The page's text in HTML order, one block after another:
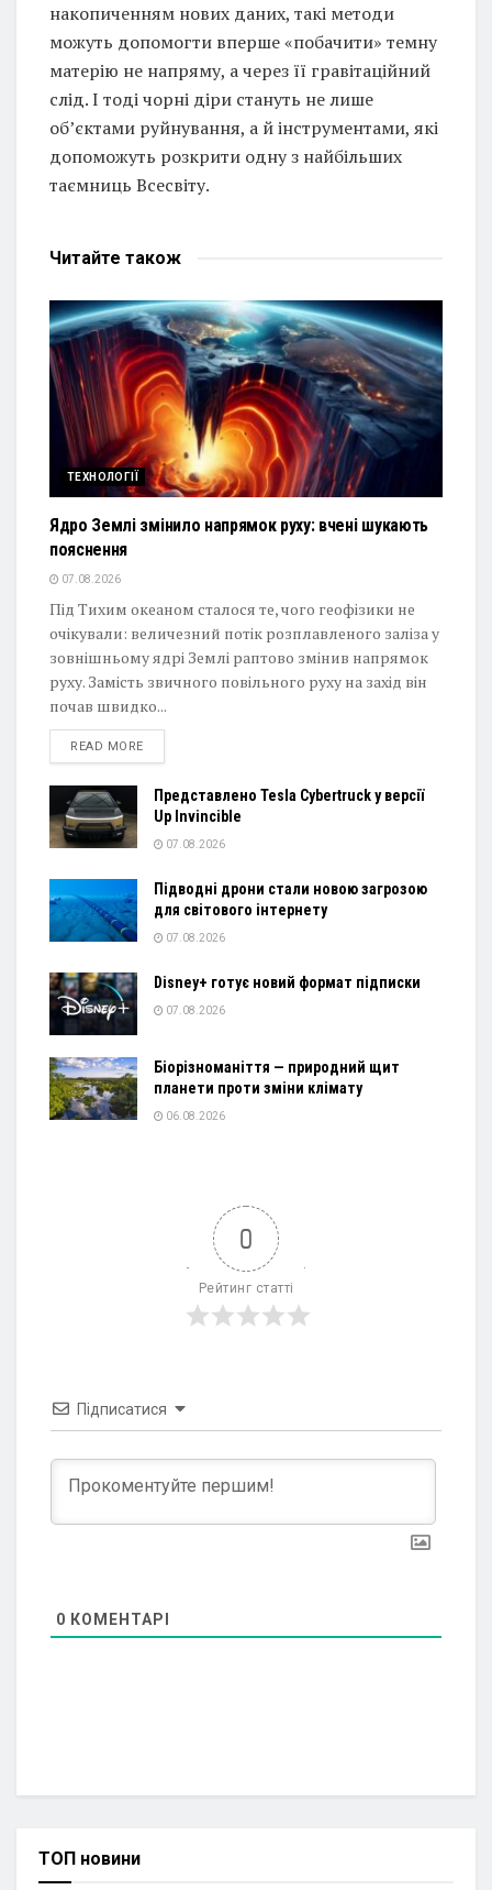
накопиченням нових даних, такі методи
можуть допомогти вперше «побачити» темну
матерію не напряму, а через її гравітаційний
слід. І тоді чорні діри стануть не лише
об’єктами руйнування, а й інструментами, які
допоможуть розкрити одну з найбільших
таємниць Всесвіту.
Читайте також
ТЕХНОЛОГІЇ
Ядро Землі змінило напрямок руху: вчені шукають
пояснення
07.08.2026
Під Тихим океаном сталося те, чого геофізики не
очікували: величезний потік розплавленого заліза у
зовнішньому ядрі Землі раптово змінив напрямок
руху. Замість звичного повільного руху на захід він
почав швидко...
READ MOREDETAILS
Представлено Tesla Cybertruck у версії
Up Invincible
07.08.2026
Підводні дрони стали новою загрозою
для світового інтернету
07.08.2026
Disney+ готує новий формат підписки
07.08.2026
Біорізноманіття — природний щит
планети проти зміни клімату
06.08.2026
0
Рейтинг статті
Підписатися
0 КОМЕНТАРІ
ТОП новини